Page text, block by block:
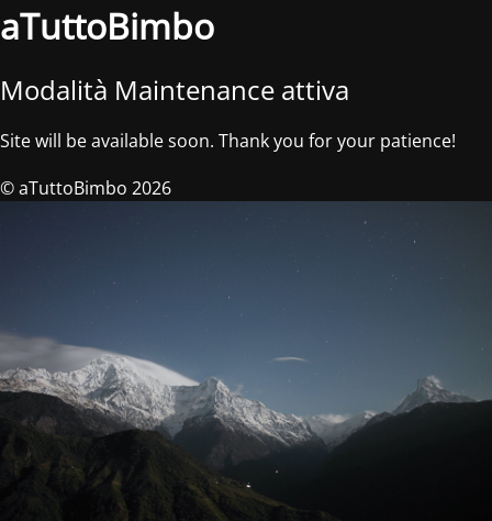
aTuttoBimbo
Modalità Maintenance attiva
Site will be available soon. Thank you for your patience!
© aTuttoBimbo 2026